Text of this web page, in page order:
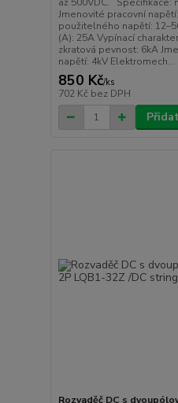
Jmenovité pracovní
použitelného napětí:
(A): 25A Vypínací
zkratová pevnost: 6kA
napětí: 4kV Elektromech...
850 Kč/ks
702 Kč bez DPH
Rozvaděč DC s